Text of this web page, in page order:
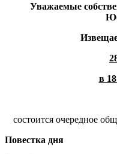
Уважаемые
в
состоится очередное
Повестка дня